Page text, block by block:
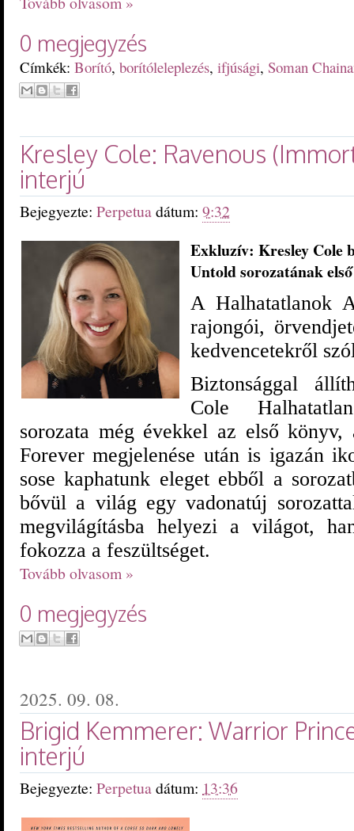
0 megjegyzés
Címkék: Borító, borítóleleplezés, ifjúsági, Soman
Kresley Cole: Ravenous
interjú
Bejegyezte: Perpetuadátum: 9:32
Exkluzív: Kresley Cole
Untold sorozatának
A Halhatatlanok
rajongói,
kedvencetekről
Biztonsággal
Cole
sorozata még évekkel az első
Forever megjelenése után is igazán
sose kaphatunk eleget ebből a
bővül a világ egy vadonatúj
megvilágításba helyezi a világot,
fokozza a feszültséget.
Tovább olvasom »
0 megjegyzés
2025. 09. 08.
Brigid Kemmerer: Warrior
interjú
Bejegyezte: Perpetuadátum: 13:36